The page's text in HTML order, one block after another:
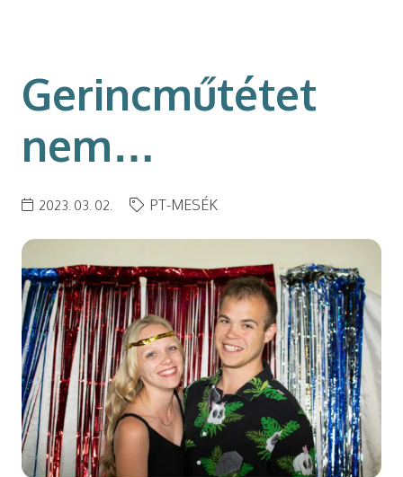
Gerincműtétet
nem…
2023. 03. 02. PT-MESÉK